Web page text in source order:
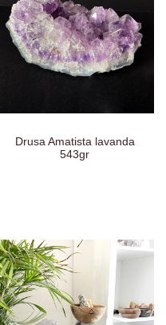
Drusa Amatista lavanda
543gr